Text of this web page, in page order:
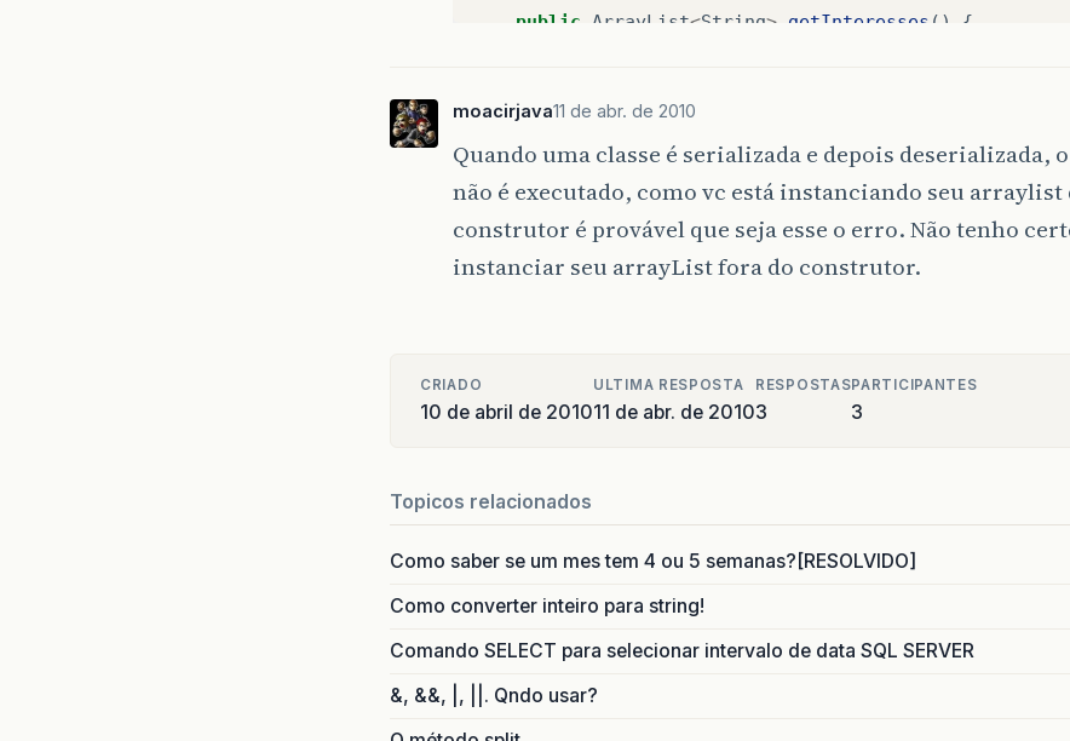
public ArrayList<String> getInteresses ()
{
}
public void setInteresses ( ArrayList <String>
this . interesses;
public boolean isSexo()
{
this.sexo = sexo ;
}
return
}
this .curso1 =
public boolean
moacirjava11 de abr. de 2010
Quando uma classe é serializada e depois deserializada,
não é executado, como vc está instanciando seu
construtor é provável que seja esse o erro. Não tenho
instanciar seu arrayList fora do construtor.
CRIADO
10 de abril de 2010
ULTIMA RESPOSTA
11 de abr. de 2010
RESPOSTAS
3
PARTICIPANTES
3
Topicos relacionados
Como saber se um mes tem 4 ou 5 semanas?[RESOLVIDO]
Como converter inteiro para string!
Comando SELECT para selecionar intervalo de data SQL SERVER
&, &&, |, ||. Qndo usar?